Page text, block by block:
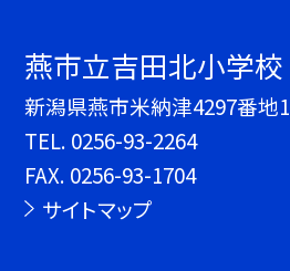
燕市立吉田北小学校
新潟県燕市米納津4297番地1
TEL. 0256-93-2264
FAX. 0256-93-1704
サイトマップ